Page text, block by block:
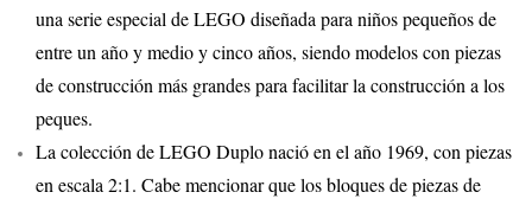
una serie especial de LEGO diseñada para niños pequeños de
entre un año y medio y cinco años, siendo modelos con piezas
de construcción más grandes para facilitar la construcción a los
peques.
La colección de LEGO Duplo nació en el año 1969, con piezas
en escala 2:1. Cabe mencionar que los bloques de piezas de